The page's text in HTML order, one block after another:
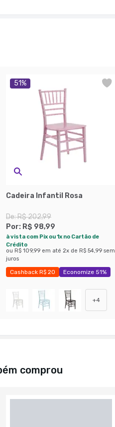
51%
Cadeira Infantil Rosa
De:R$ 202,99
Por: R$ 98,99
à vista com Pix ou 1x no Cartão de
Crédito
ou R$ 109,99 em até 2x de R$ 54,99 sem
juros
Cashback R$ 20 Economize 51%
+4
comprou